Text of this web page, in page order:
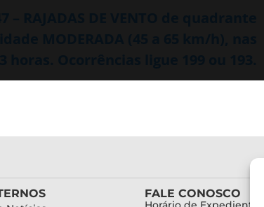
FALE CONOSCO